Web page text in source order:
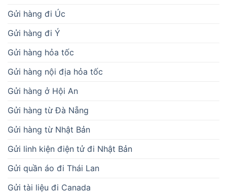
Gửi hàng đi Úc
Gửi hàng đi Ý
Gửi hàng hỏa tốc
Gửi hàng nội địa hỏa tốc
Gửi hàng ở Hội An
Gửi hàng từ Đà Nẵng
Gửi hàng từ Nhật Bản
Gửi linh kiện điện tử đi Nhật Bản
Gửi quần áo đi Thái Lan
Gửi tài liệu đi Canada